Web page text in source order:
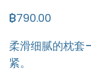
฿790.00
柔滑细腻的枕
紧。